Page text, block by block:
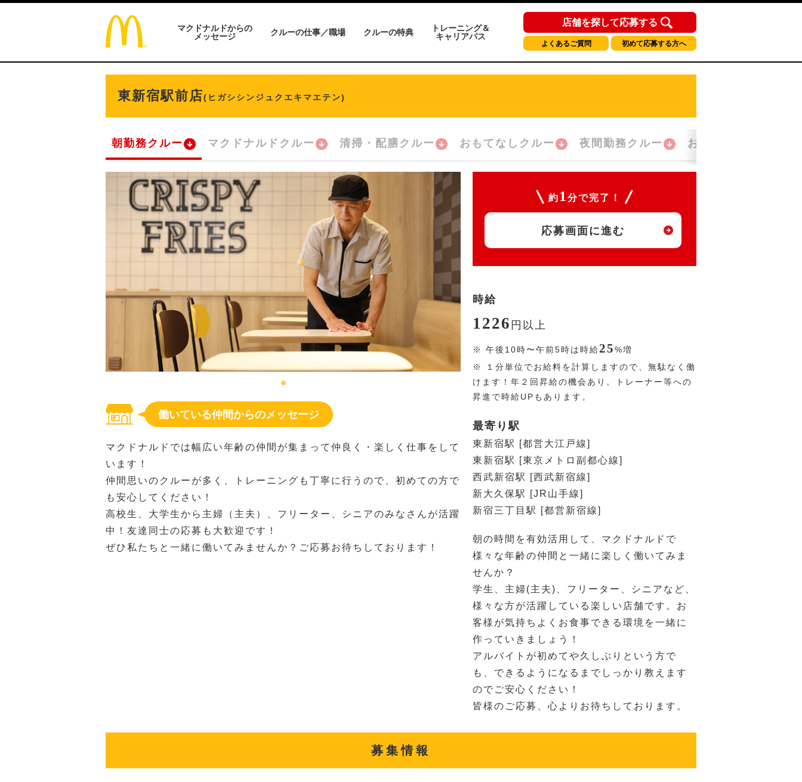
マクドナルドからの
メッセージ
クルーの仕事／職場 クルーの特典
トレーニング＆
キャリアパス
店舗を探して応募する
よくあるご質問 初めて応募する方へ
東新宿駅前店(ヒガシシンジュクエキマエテン)
朝勤務クルー マクドナルドクルー 清掃・配膳クルー おもてなしクルー 夜間勤務クルー おかえり！クルー
働いている仲間からのメッセージ
マクドナルドでは幅広い年齢の仲間が集まって仲良く・楽しく仕事をして
います！
仲間思いのクルーが多く、トレーニングも丁寧に行うので、初めての方で
も安心してください！
高校生、大学生から主婦（主夫）、フリーター、シニアのみなさんが活躍
中！友達同士の応募も大歓迎です！
ぜひ私たちと一緒に働いてみませんか？ご応募お待ちしております！
約 1 分で完了！
応募画面に進む
時給
1226 円 以上
※ 午後10時〜午前5時は時給25%増
※
１分単位でお給料を計算しますので、無駄なく働
けます！年２回昇給の機会あり。トレーナー等への
昇進で時給UPもあります。
最寄り駅
東新宿駅 [都営大江戸線]
東新宿駅 [東京メトロ副都心線]
西武新宿駅 [西武新宿線]
新大久保駅 [JR山手線]
新宿三丁目駅 [都営新宿線]
朝の時間を有効活用して、マクドナルドで
様々な年齢の仲間と一緒に楽しく働いてみま
せんか？
学生、主婦(主夫)、フリーター、シニアなど、
様々な方が活躍している楽しい店舗です。お
客様が気持ちよくお食事できる環境を一緒に
作っていきましょう！
アルバイトが初めてや久しぶりという方で
も、できるようになるまでしっかり教えます
のでご安心ください！
皆様のご応募、心よりお待ちしております。
募集情報